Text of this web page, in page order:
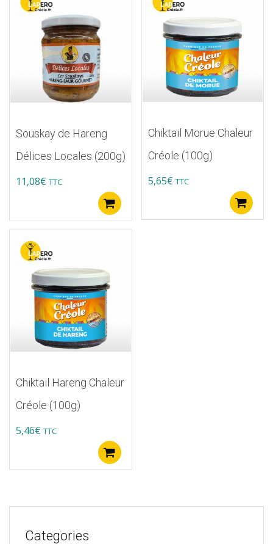
Souskay de Hareng
Délices Locales (200g)
11,08€ TTC
Chiktail Morue Chaleur
Créole (100g)
5,65€ TTC
Chiktail Hareng Chaleur
Créole (100g)
5,46€ TTC
Categories